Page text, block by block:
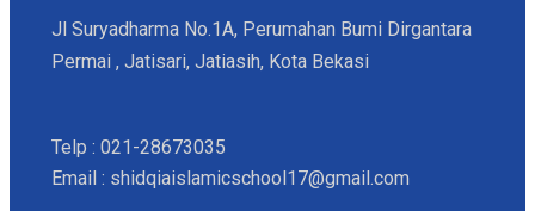
Jl Suryadharma No.1A, Perumahan Bumi Dirgantara
Permai , Jatisari, Jatiasih, Kota Bekasi
Telp : 021-28673035
Email : shidqiaislamicschool17@gmail.com